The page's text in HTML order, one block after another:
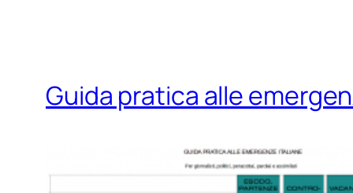
Guida pratica alle